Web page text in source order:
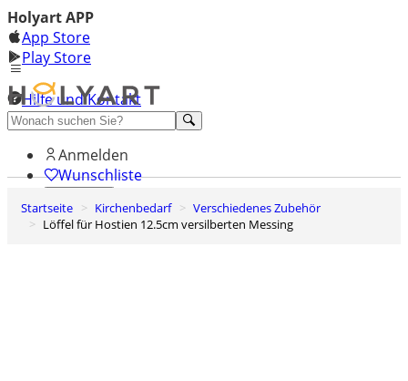
Holyart APP
App Store
Play Store
Hilfe und Kontakt
Entdecken Sie Premium
Anmelden
Wunschliste
0
Warenkorb
Startseite Kirchenbedarf
Verschiedenes Zubehör
Löffel für Hostien 12.5cm versilberten Messing